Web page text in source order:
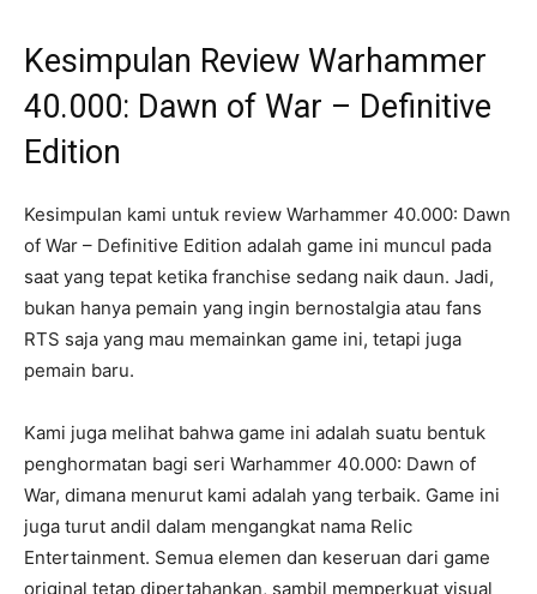
Kesimpulan Review Warhammer
40.000: Dawn of War – Definitive
Edition
Kesimpulan kami untuk review Warhammer 40.000: Dawn
of War – Definitive Edition adalah game ini muncul pada
saat yang tepat ketika franchise sedang naik daun. Jadi,
bukan hanya pemain yang ingin bernostalgia atau fans
RTS saja yang mau memainkan game ini, tetapi juga
pemain baru.
Kami juga melihat bahwa game ini adalah suatu bentuk
penghormatan bagi seri Warhammer 40.000: Dawn of
War, dimana menurut kami adalah yang terbaik. Game ini
juga turut andil dalam mengangkat nama Relic
Entertainment. Semua elemen dan keseruan dari game
original tetap dipertahankan, sambil memperkuat visual